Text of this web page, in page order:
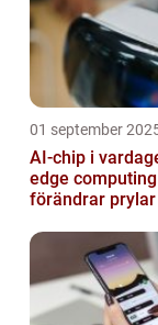
01 september
AI-chip i
edge computing
förändrar prylar